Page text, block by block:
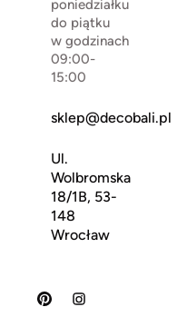
poniedziałku
do piątku
w godzinach
09:00-
15:00
sklep@decobali.pl
Ul.
Wolbromska
18/1B, 53-
148
Wrocław